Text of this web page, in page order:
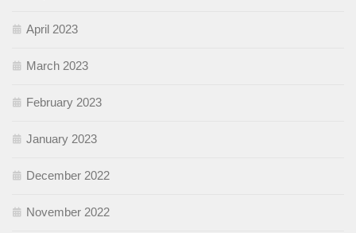
April 2023
March 2023
February 2023
January 2023
December 2022
November 2022